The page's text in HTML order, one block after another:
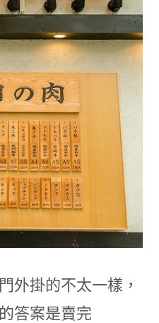
外掛的不太一樣，
答案是賣完